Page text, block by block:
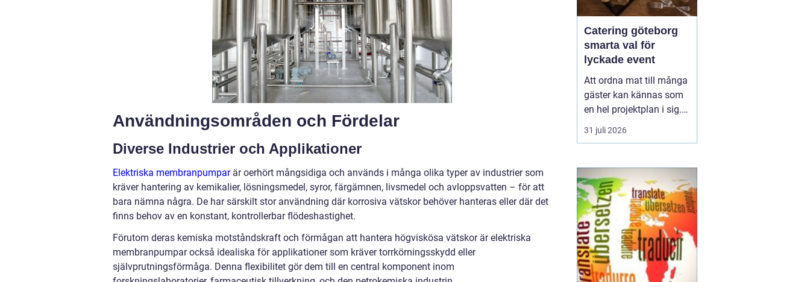
Användningsområden och Fördelar
Diverse Industrier och Applikationer
Elektriska membranpumparär oerhört mångsidiga och används i många olika typer av industrier som
kräver hantering av kemikalier, lösningsmedel, syror, färgämnen, livsmedel och avloppsvatten – för att
bara nämna några. De har särskilt stor användning där korrosiva vätskor behöver hanteras eller där det
finns behov av en konstant, kontrollerbar flödeshastighet.
Förutom deras kemiska motståndskraft och förmågan att hantera högviskösa vätskor är elektriska
membranpumpar också idealiska för applikationer som kräver torrkörningsskydd eller
självprutningsförmåga. Denna flexibilitet gör dem till en central komponent inom
Catering göteborg
smarta val för
lyckade event
Att ordna mat till många
gäster kan kännas som
en hel projektplan i sig.
Men med genomtänkt
catering slipper
köket och sista minuten-
lösningar. För den som
sökerca...
31 juli 2026